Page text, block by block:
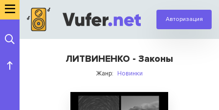
Авторизация
ЛИТВИНЕНКО - Законы
Жанр: Новинки